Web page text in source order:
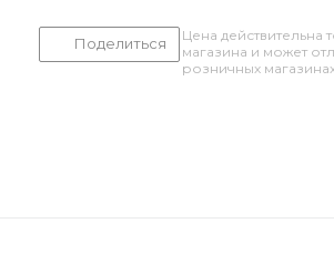
Поделиться
Цена действительна
магазина и может
розничных